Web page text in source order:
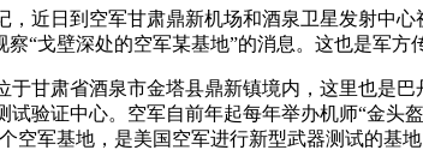
，近日到空军甘肃鼎新机场和酒泉卫星发射中
“戈壁深处的空军某基地”的消息。这也是军方
于甘肃省酒泉市金塔县鼎新镇境内，这里也是
验证中心。空军自前年起每年举办机师“金
空军基地，是美国空军进行新型武器测试的基地